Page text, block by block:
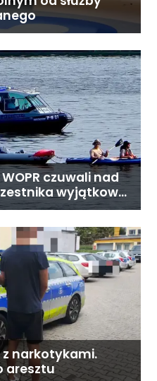
czuwali nad
wyjątkowej
narkotykami.
aresztu